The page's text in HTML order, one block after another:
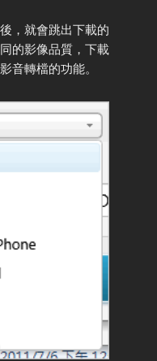
，就會跳出下載的
的影像品質，下載
音轉檔的功能。